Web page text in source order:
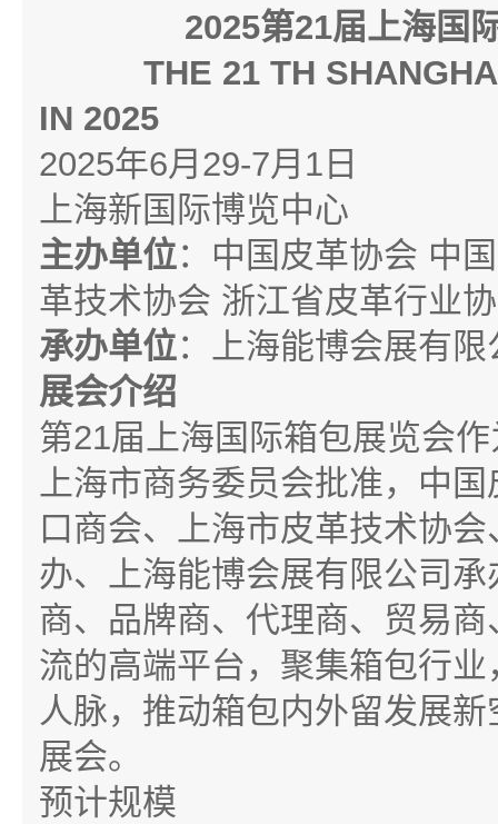
2025第21届上海国
THE 21 TH
IN 2025
2025年6月 29-7月 1 日
上海新国际博览中心
主办单位：中国皮革协会 中
革技术协会 浙江省皮革行业
承办单位：上海能博会展有限
展会介绍
第21届上海国际箱包展览会
上海市商务委员会批准，中
口商会、上海市皮革技术协
办、上海能博会展有限公司
商、品牌商、代理商、贸易
流的高端平台，聚集箱包行
人脉，推动箱包内外留发展
展会。
预计规模